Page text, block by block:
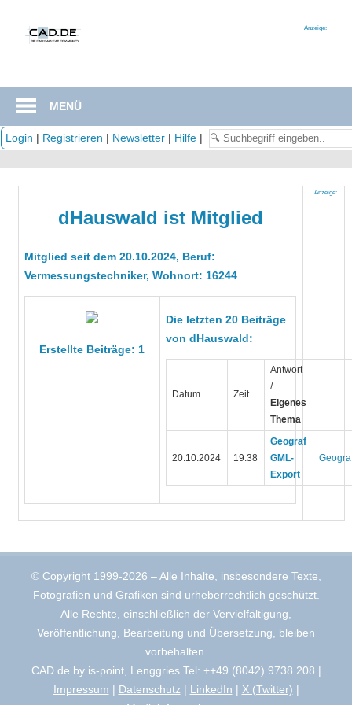
Anzeige:
MENÜ
Login | Registrieren | Newsletter | Hilfe |
dHauswald ist Mitglied
Mitglied seit dem 20.10.2024, Beruf:
Vermessungstechniker, Wohnort: 16244
Erstellte Beiträge: 1
Die letzten 20 Beiträge
von dHauswald:
Datum Zeit
Antwort
/
Eigenes
Thema
20.10.2024 19:38
Geograf
GML-
Export
Anzeige:
© Copyright 1999-2026 – Alle Inhalte, insbesondere Texte,
Fotografien und Grafiken sind urheberrechtlich geschützt.
Alle Rechte, einschließlich der Vervielfältigung,
Veröffentlichung, Bearbeitung und Übersetzung, bleiben
vorbehalten.
CAD.de by is-point, Lenggries Tel: ++49 (8042) 9738 208 |
Impressum | Datenschutz | LinkedIn | X (Twitter) |